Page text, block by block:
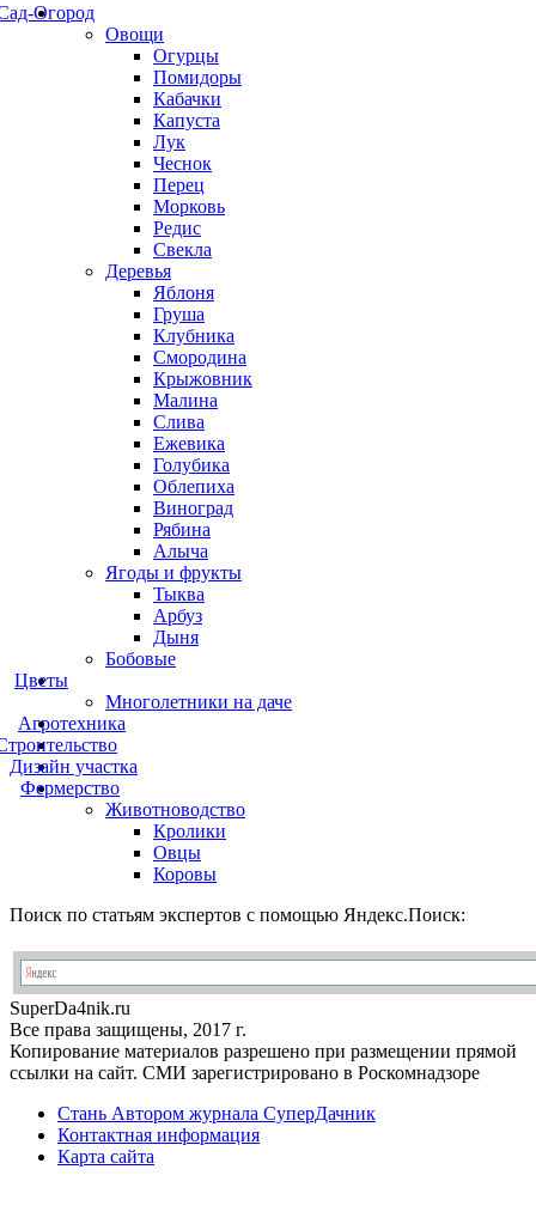
Огород
Овощи
Огурцы
Помидоры
Кабачки
Капуста
Лук
Чеснок
Перец
Морковь
Редис
Свекла
Деревья
Яблоня
Груша
Клубника
Смородина
Крыжовник
Малина
Слива
Ежевика
Голубика
Облепиха
Виноград
Рябина
Алыча
Ягоды и фрукты
Тыква
Арбуз
Дыня
Бобовые
Цветы
Многолетники на даче
Агротехника
Дизайн участка
Фермерство
Животноводство
Кролики
Овцы
Коровы
Поиск по статьям экспертов с помощью Яндекс.Поиск:
SuperDa4nik.ru
Все права защищены, 2017 г.
Копирование материалов разрешено при размещении прямой
ссылки на сайт. СМИ зарегистрировано в Роскомнадзоре
Стань Автором журнала СуперДачник
Контактная информация
Карта сайта